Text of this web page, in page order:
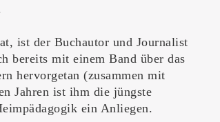
ist der Buchautor und Journalist
bereits mit einem Band über das
hervorgetan (zusammen mit
Jahren ist ihm die jüngste
ein Anliegen.